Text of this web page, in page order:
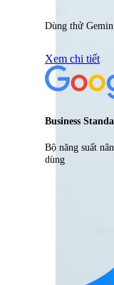
Dùng thử
Xem chi tiết
Business
Bộ năng suất
dùng